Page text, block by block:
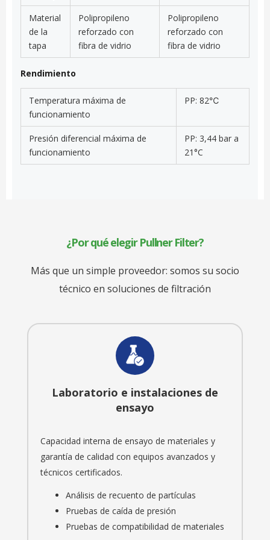
Material
de la
tapa
Polipropileno
reforzado con
fibra de vidrio
Polipropileno
reforzado con
fibra de vidrio
Rendimiento
Temperatura máxima de
funcionamiento
PP: 82℃
Presión diferencial máxima de
funcionamiento
PP: 3,44 bar a
21°C
¿Por qué elegir Pullner Filter?
Más que un simple proveedor: somos su socio
técnico en soluciones de filtración
Laboratorio e instalaciones de
ensayo
Capacidad interna de ensayo de materiales y
garantía de calidad con equipos avanzados y
técnicos certificados.
Análisis de recuento de partículas
Pruebas de caída de presión
Pruebas de compatibilidad de materiales